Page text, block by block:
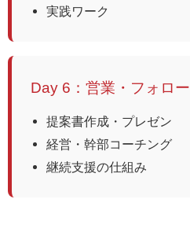
実践ワーク
Day 6：営業・フォロー
提案書作成・プレゼン
経営・幹部コーチング
継続支援の仕組み